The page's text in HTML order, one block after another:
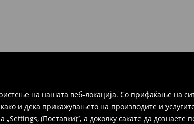
на нашата веб-локација. Со прифаќање на
и дека прикажувањето на производите и
(Поставки)“, а доколку сакате да дознаете